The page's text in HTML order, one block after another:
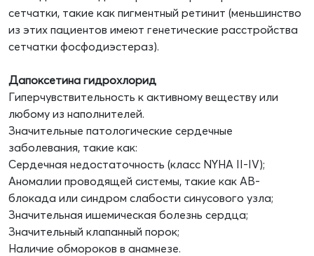
сетчатки, такие как пигментный ретинит (меньшинство
из этих пациентов имеют генетические расстройства
сетчатки фосфодиэстераз).
Дапоксетина гидрохлорид
Гиперчувствительность к активному веществу или
любому из наполнителей.
Значительные патологические сердечные
заболевания, такие как:
Сердечная недостаточность (класс NYHA II-IV);
Аномалии проводящей системы, такие как АВ-
блокада или синдром слабости синусового узла;
Значительная ишемическая болезнь сердца;
Значительный клапанный порок;
Наличие обмороков в анамнезе.